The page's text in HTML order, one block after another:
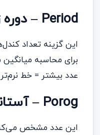
Period – دوره زمانی
این گزینه تعداد
برای محاسبه
عدد بیشتر = خط
Porog – آستانه تغییر رنگ
این عدد مشخص